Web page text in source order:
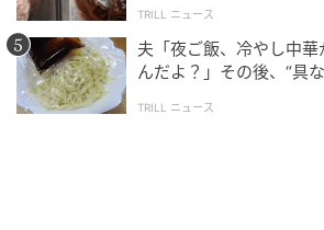
いったいどんな内容だったのでしょ
sei （@sei_seaside_86）2024年2月25日
TRILL ニュース
夫「夜ご飯、冷やし中
んだよ？」その後、“具
TRILL ニュース